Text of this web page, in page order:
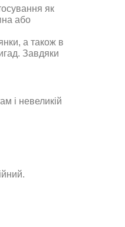
як
або
а також в
Завдяки
і невеликій